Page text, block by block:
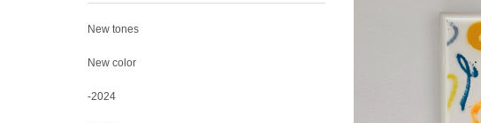
New tones
New color
-2024